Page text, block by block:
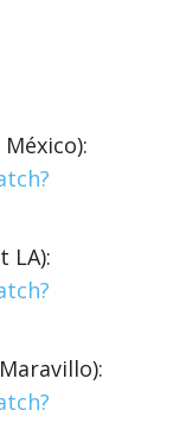
LA):